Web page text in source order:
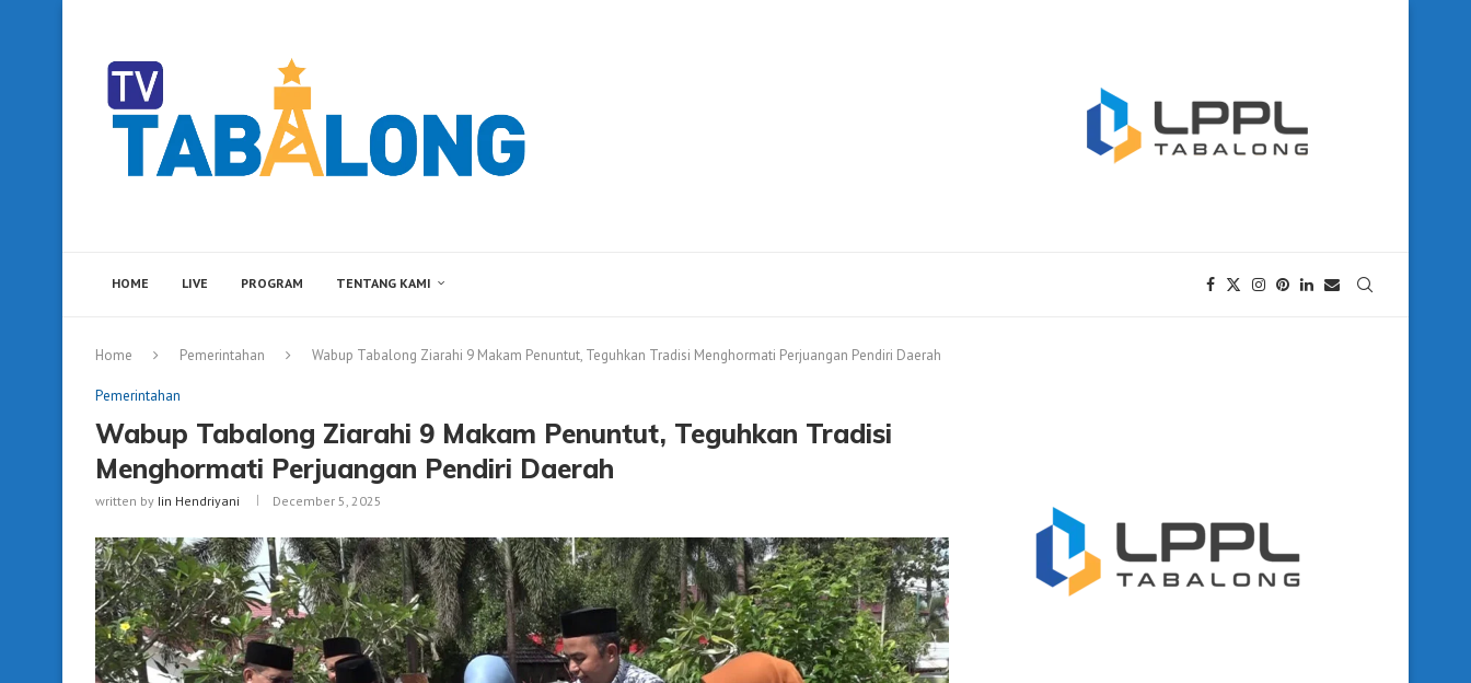
HOME LIVE PROGRAM TENTANG KAMI
Home Pemerintahan Wabup Tabalong Ziarahi 9 Makam Penuntut, Teguhkan Tradisi Menghormati Perjuangan Pendiri Daerah
Pemerintahan
Wabup Tabalong Ziarahi 9 Makam Penuntut, Teguhkan Tradisi
Menghormati Perjuangan Pendiri Daerah
written by Iin Hendriyani December 5, 2025